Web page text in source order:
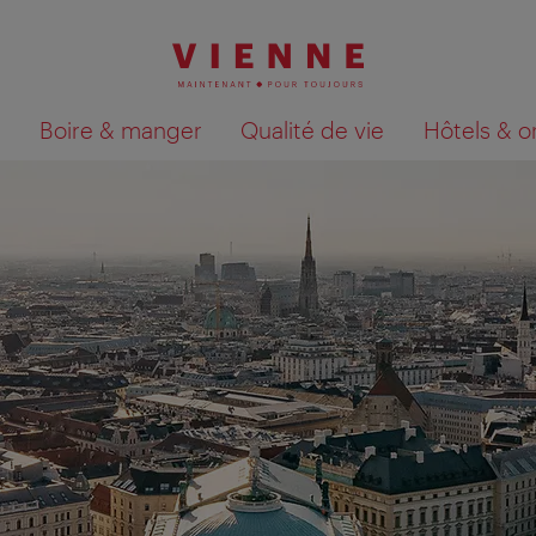
Boire & manger Qualité de vie Hôtels &